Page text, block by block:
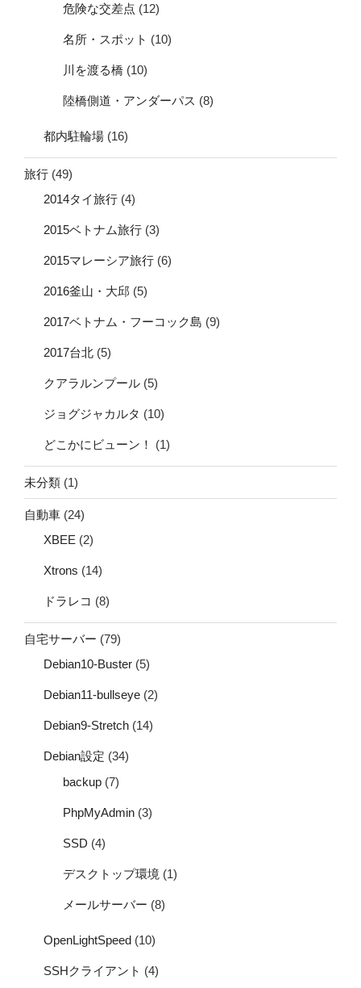
危険な交差点 (12)
名所・スポット (10)
川を渡る橋 (10)
陸橋側道・アンダーパス (8)
都内駐輪場 (16)
旅行 (49)
2014タイ旅行 (4)
2015ベトナム旅行 (3)
2015マレーシア旅行 (6)
2016釜山・大邱 (5)
2017ベトナム・フーコック島 (9)
2017台北 (5)
クアラルンプール (5)
ジョグジャカルタ (10)
どこかにビューン！ (1)
未分類 (1)
自動車 (24)
XBEE (2)
Xtrons (14)
ドラレコ (8)
自宅サーバー (79)
Debian10-Buster (5)
Debian11-bullseye (2)
Debian9-Stretch (14)
Debian設定 (34)
backup (7)
PhpMyAdmin (3)
SSD (4)
デスクトップ環境 (1)
メールサーバー (8)
OpenLightSpeed (10)
SSHクライアント (4)